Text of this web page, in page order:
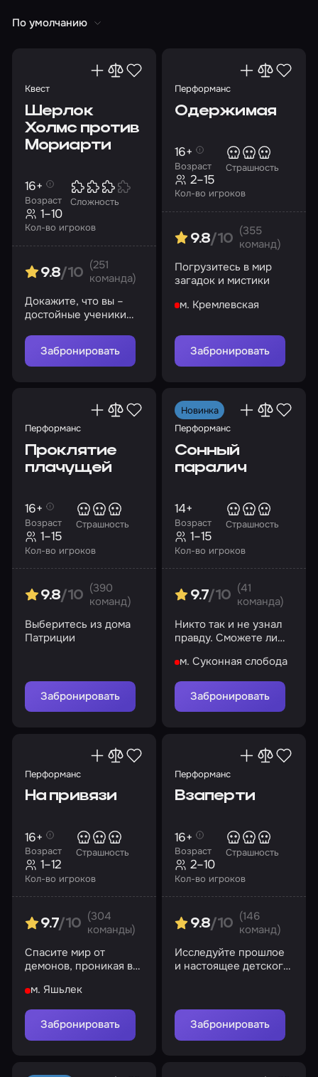
По умолчанию
Квест
Шерлок
Холмс против
Мориарти
Возраст
16+
Сложность
Кол-во игроков
1–10
9.8/10
(251
команда)
Докажите, что вы –
достойные ученики
Холмса!
Забронировать
Перформанс
Одержимая
Возраст
16+
Страшность
Кол-во игроков
2–15
9.8/10
(355
команд)
Погрузитесь в мир
загадок и мистики
м. Кремлевская
Забронировать
Перформанс
Проклятие
плачущей
Возраст
16+
Страшность
Кол-во игроков
1–15
9.8/10
(390
команд)
Выберитесь из дома
Патриции
Забронировать
Новинка
Перформанс
Сонный
паралич
Возраст
14+
Страшность
Кол-во игроков
1–15
9.7/10
(41
команда)
Никто так и не узнал
правду. Сможете ли
м. Суконная слобода
Забронировать
Перформанс
На привязи
Возраст
16+
Страшность
Кол-во игроков
1–12
9.7/10
(304
команды)
Спасите мир от
демонов, проникая в
больницы
м. Яшьлек
Забронировать
Перформанс
Взаперти
Возраст
16+
Страшность
Кол-во игроков
2–10
9.8/10
(146
команд)
Исследуйте прошлое
и настоящее детского
Забронировать